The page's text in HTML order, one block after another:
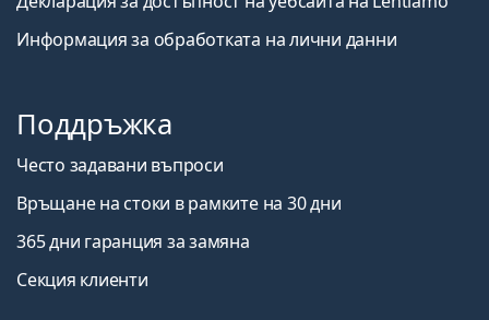
Информация за обработката на лични данни
Поддръжка
Често задавани въпроси
Връщане на стоки в рамките на 30 дни
365 дни гаранция за замяна
Секция клиенти